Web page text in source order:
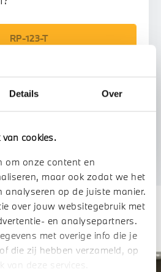
Details Over
cookies.
om onze content en
maar ook zodat we het
analyseren op de juiste manier.
over jouw websitegebruik met
en analysepartners.
met overige info die je
die zij hebben verzameld, op
van deze services.